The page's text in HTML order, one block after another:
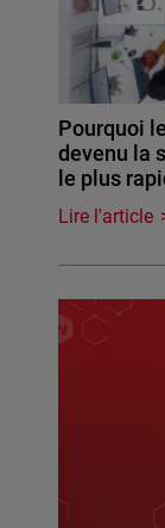
Pourquoi
devenu la
le plus
Lire l'article